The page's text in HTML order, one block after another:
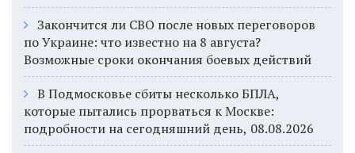
Закончится ли СВО после новых переговоров
по Украине: что известно на 8 августа?
Возможные сроки окончания боевых действий
В Подмосковье сбиты несколько БПЛА,
которые пытались прорваться к Москве:
подробности на сегодняшний день, 08.08.2026